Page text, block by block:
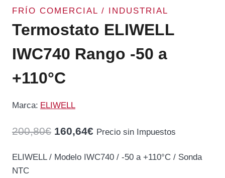
FRÍO COMERCIAL / INDUSTRIAL
Termostato ELIWELL
IWC740 Rango -50 a
+110°C
Marca: ELIWELL
200,80€ El
160,64€ElPrecio sin Impuestos
ELIWELL / Modelo IWC740 / -50 a +110°C / Sonda
NTC